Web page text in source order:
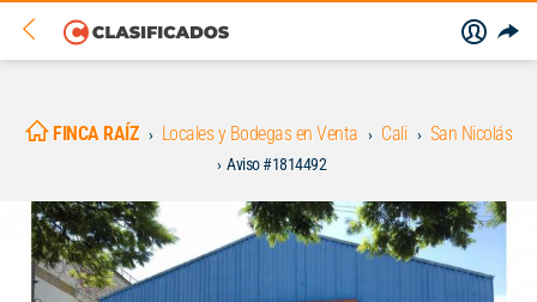
FINCA RAÍZ Locales y Bodegas en Venta Cali San Nicolás
Aviso #1814492